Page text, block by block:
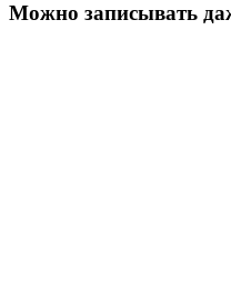
Можно записывать